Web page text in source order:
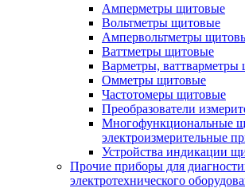
Амперметры щитовые
Вольтметры щитовые
Ампервольтметры
Ваттметры щитовые
Варметры, ваттварметры
Омметры щитовые
Частотомеры щитовые
Преобразователи
Многофункциональные
электроизмерительные
Устройства индикации
Прочие приборы для
электротехнического